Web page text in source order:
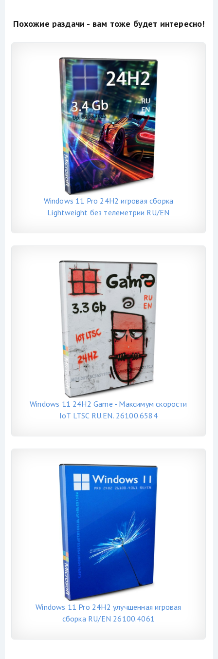
Похожие раздачи - вам тоже будет интересно!
Windows 11 Pro 24H2 игровая сборка
Lightweight без телеметрии RU/EN
Windows 11 24H2 Game - Максимум скорости
IoT LTSC RU.EN. 26100.6584
Windows 11 Pro 24H2 улучшенная игровая
сборка RU/EN 26100.4061